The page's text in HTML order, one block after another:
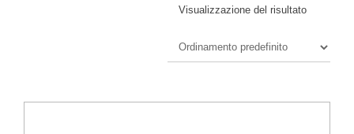
Visualizzazione del risultato